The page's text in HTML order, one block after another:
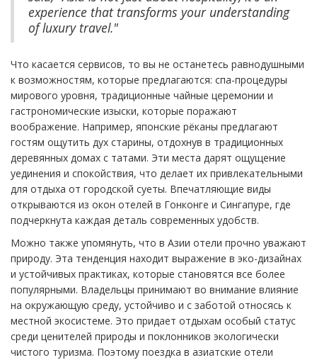
experience that transforms your understanding
of luxury travel."
Что касается сервисов, то вы не останетесь равнодушными
к возможностям, которые предлагаются: спа-процедуры
мирового уровня, традиционные чайные церемонии и
гастрономические изыски, которые поражают
воображение. Например, японские рёканы предлагают
гостям ощутить дух старины, отдохнув в традиционных
деревянных домах с татами. Эти места дарят ощущение
уединения и спокойствия, что делает их привлекательными
для отдыха от городской суеты. Впечатляющие виды
открываются из окон отелей в Гонконге и Сингапуре, где
подчеркнута каждая деталь современных удобств.
Можно также упомянуть, что в Азии отели прочно уважают
природу. Эта тенденция находит выражение в эко-дизайнах
и устойчивых практиках, которые становятся все более
популярными. Владельцы принимают во внимание влияние
на окружающую среду, устойчиво и с заботой относясь к
местной экосистеме. Это придает отдыхам особый статус
среди ценителей природы и поклонников экологически
чистого туризма. Поэтому поездка в азиатские отели